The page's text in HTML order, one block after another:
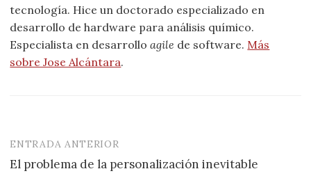
tecnología. Hice un doctorado especializado en
desarrollo de hardware para análisis químico.
Especialista en desarrolloagile de software. Más
sobre Jose Alcántara.
Navegación
de
ENTRADA ANTERIOR
El problema de la personalización inevitable